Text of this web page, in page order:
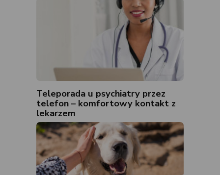
Teleporada u psychiatry przez
telefon – komfortowy kontakt z
lekarzem